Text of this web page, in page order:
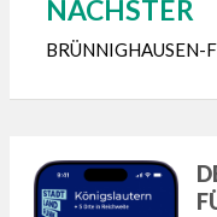
NÄCHSTER
BRÜNNIGHAUSEN-